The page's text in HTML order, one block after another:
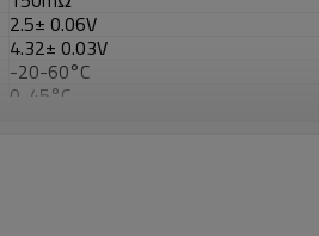
2.5± 0.06V
4.32± 0.03V
-20-60°C
0-45°C